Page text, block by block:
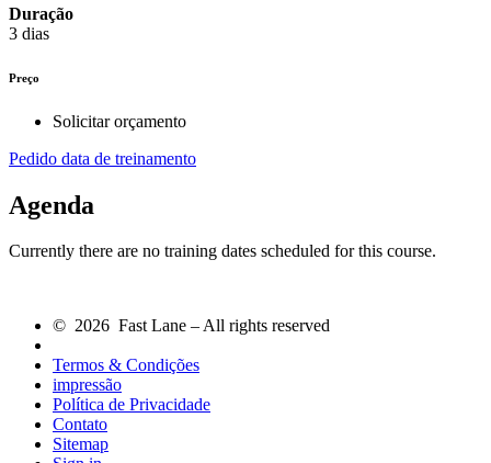
Duração
3 dias
Preço
Solicitar orçamento
Pedido data de treinamento
Agenda
Currently there are no training dates scheduled for this course.
© 2026 Fast Lane – All rights reserved
Termos & Condições
impressão
Política de Privacidade
Contato
Sitemap